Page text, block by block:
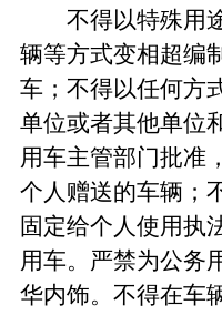
不得以特殊用途
辆等方式变相超编
车；不得以任何方
单位或者其他单位
用车主管部门批准
个人赠送的车辆；
固定给个人使用执
用车。严禁为公务
华内饰。不得在车